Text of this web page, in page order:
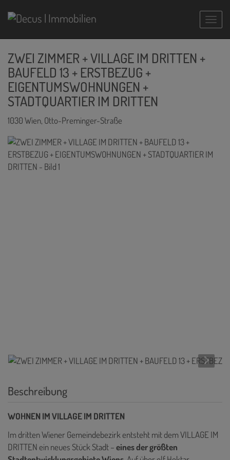
ZWEI ZIMMER + VILLAGE IM DRITTEN +
BAUFELD 13 + ERSTBEZUG +
EIGENTUMSWOHNUNGEN +
STADTQUARTIER IM DRITTEN
1030 Wien, Otto-Preminger-Straße
Beschreibung
WOHNEN IM VILLAGE IM DRITTEN
Im dritten Wiener Gemeindebezirk entsteht mit dem VILLAGE IM
DRITTEN ein neues Stück Stadt –eines der größten